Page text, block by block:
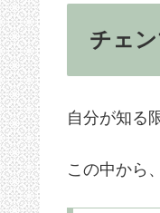
チェ
自分が知る
この中から